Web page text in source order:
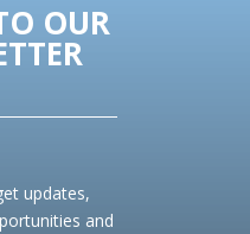
OUR
updates,
and